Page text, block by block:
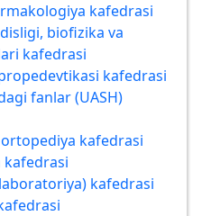
kafedrasi
biofizika va
kafedrasi
kafedrasi
fanlar (UASH)
kafedrasi
kafedrasi
kafedrasi